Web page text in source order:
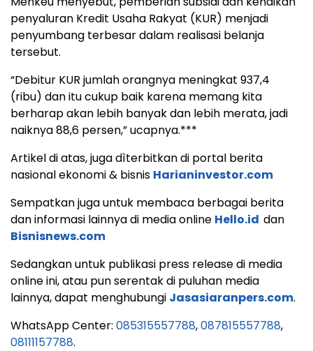
penyaluran Kredit Usaha Rakyat (KUR) menjadi
penyumbang terbesar dalam realisasi belanja
tersebut.
“Debitur KUR jumlah orangnya meningkat 937,4
(ribu) dan itu cukup baik karena memang kita
berharap akan lebih banyak dan lebih merata, jadi
naiknya 88,6 persen,” ucapnya.***
Artikel di atas, juga dìterbitkan di portal berita
nasional ekonomi & bisnis Harianinvestor.com
Sempatkan juga untuk membaca berbagai berita
dan informasi lainnya di media online Hello.id dan
Bisnisnews.com
Sedangkan untuk publikasi press release di media
online ini, atau pun serentak di puluhan media
lainnya, dapat menghubungi Jasasiaranpers.com.
WhatsApp Center: 085315557788,087815557788,
08111157788.